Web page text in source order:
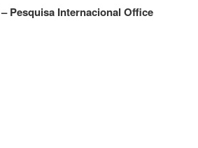
Pesquisa Internacional Office